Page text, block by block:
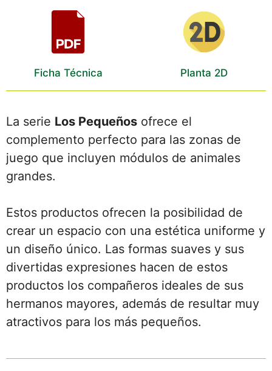
Ficha Técnica Planta 2D
La serie Los Pequeños ofrece el
complemento perfecto para las zonas de
juego que incluyen módulos de animales
grandes.
Estos productos ofrecen la posibilidad de
crear un espacio con una estética uniforme y
un diseño único. Las formas suaves y sus
divertidas expresiones hacen de estos
productos los compañeros ideales de sus
hermanos mayores, además de resultar muy
atractivos para los más pequeños.